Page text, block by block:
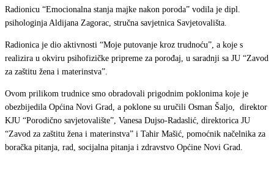
Radionicu “Emocionalna stanja majke nakon poroda” vodila je dipl.
psihologinja Aldijana Zagorac, stručna savjetnica Savjetovališta.
Radionica je dio aktivnosti “Moje putovanje kroz trudnoću”, a koje s
realizira u okviru psihofizičke pripreme za porođaj, u saradnji sa JU “Zavod
za zaštitu žena i materinstva”.
Ovom prilikom trudnice smo obradovali prigodnim poklonima koje je
obezbijedila Općina Novi Grad, a poklone su uručili Osman Šaljo, direktor
KJU “Porodično savjetovalište”, Vanesa Dujso-Radaslić, direktorica JU
“Zavod za zaštitu žena i materinstva” i Tahir Mašić, pomoćnik načelnika za
boračka pitanja, rad, socijalna pitanja i zdravstvo Općine Novi Grad.